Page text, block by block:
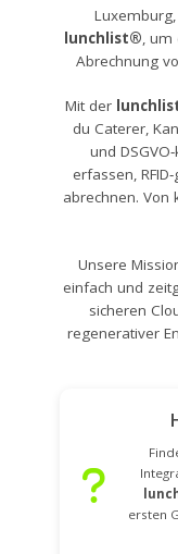
lunchlist®, um
Abrechnung
Mit der
du Caterer,
und
erfassen,
abrechnen. Von
Unsere
einfach und
sicheren
regenerativer
ersten